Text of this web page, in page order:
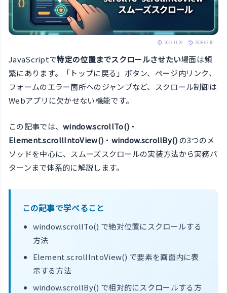
2023.11.29 2026.03.10
JavaScriptで特定の位置までスクロールさせたい場面は頻
繁にあります。「トップに戻る」ボタン、ページ内リンク、
フォームのエラー箇所へのジャンプなど、スクロール制御は
Webアプリに欠かせない機能です。
この記事では、window.scrollTo() ・
Element.scrollIntoView() ・ window.scrollBy() の3つのメ
ソッドを中心に、スムーズスクロールの実装方法から実務パ
ターンまで体系的に解説します。
この記事で学べること
window.scrollTo() で絶対位置にスクロールする
方法
Element.scrollIntoView() で要素を画面内に表
示する方法
window.scrollBy() で相対的にスクロールする方